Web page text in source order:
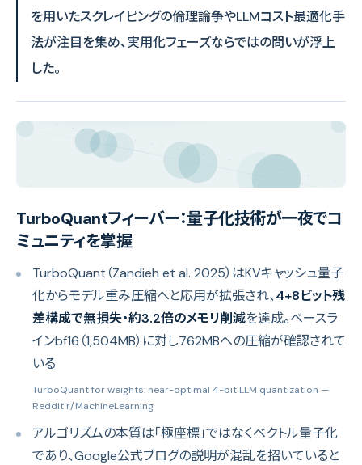
を用いたスクレイピングの倫理論争やLLMコスト最適化手
法が注目を集め、実用化フェーズならではの問いが浮上
した。
TurboQuantフィーバー：量子化技術が一夜でコ
ミュニティを掌握
TurboQuant（Zandieh et al. 2025）はKVキャッシュ量子
化からモデル重み圧縮へと応用が拡張され、4+8ビット残
差構成で無損失・約3.2倍のメモリ削減を達成。ベースラ
インbf16（1,504MB）に対し762MBへの圧縮が確認されて
いる
TurboQuant for weights: near-optimal 4-bit LLM quantization —
Reddit r/MachineLearning
アルゴリズムの本質は「極座標」ではなくベクトル量子化
であり、Google公式ブログの説明が混乱を招いていると